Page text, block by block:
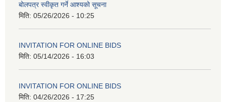
बोलपत्र स्वीकृत गर्ने आश्यको सूचना
मिति: 05/26/2026 - 10:25
INVITATION FOR ONLINE BIDS
मिति: 05/14/2026 - 16:03
INVITATION FOR ONLINE BIDS
मिति: 04/26/2026 - 17:25